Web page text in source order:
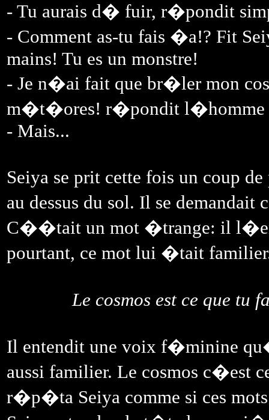
- Tu aurais d� fuir, r�pondit
- Comment as-tu fais �a!? Fit
mains! Tu es un monstre!
- Je n�ai fait que br�ler mon
m�t�ores! r�pondit l�homme
- Mais...
Seiya se prit cette fois un coup
au dessus du sol. Il se
C��tait un mot �trange: il
pourtant, ce mot lui �tait
Le cosmos est ce que
Il entendit une voix f�minine
aussi familier. Le cosmos c�est
r�p�ta Seiya comme si ces